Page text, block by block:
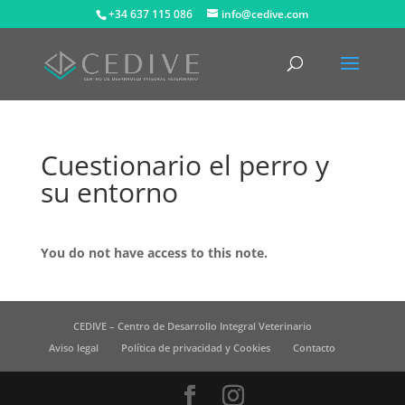
+34 637 115 086 info@cedive.com
Cuestionario el perro y
su entorno
You do not have access to this note.
CEDIVE – Centro de Desarrollo Integral Veterinario
Aviso legal
Política de privacidad y Cookies Contacto